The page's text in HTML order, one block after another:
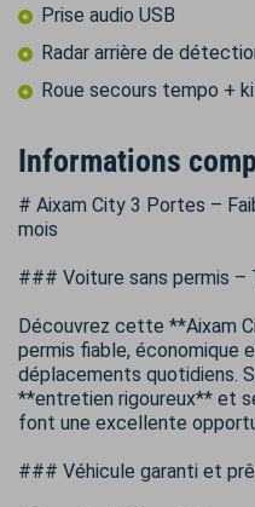
Prise audio USB
Radar arrière de
Roue secours tempo +
Informations
# Aixam City 3 Portes –
mois
### Voiture sans permis –
Découvrez cette **Aixam
permis fiable, économique
déplacements quotidiens.
**entretien rigoureux** et
font une excellente
### Véhicule garanti et